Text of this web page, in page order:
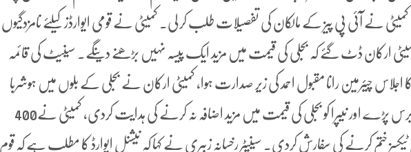
نے آئی پی پیز کے مالکان کی تفصیلات طلب کر لی۔ کمیٹی نے قومی ایوارڈز کیلئے نامزدگیوں
ارکان ڈٹ گئے کہ بجلی کی قیمت میں مزید ایک پیسہ نہیں بڑھنے دینگے۔ سینیٹ کی قائمہ
اجلاس چیئرمین رانا مقبول احمد کی زیر صدارت ہوا، کمیٹی ارکان نے بجلی کے بلوں میں ہوشربا
اضافے کے معاملے پر نیپرا پر برس پڑے اور نیپرا کو بجلی کی قیمت میں مزید اضافہ نہ کرنے کی ہدایت کردی، کمیٹی نے400
ختم کرنے کی سفارش کردی۔ سینیٹر رخسانہ زبیری نے کہا کہ نیشنل ایوارڈ کا مطلب ہے کہ قوم